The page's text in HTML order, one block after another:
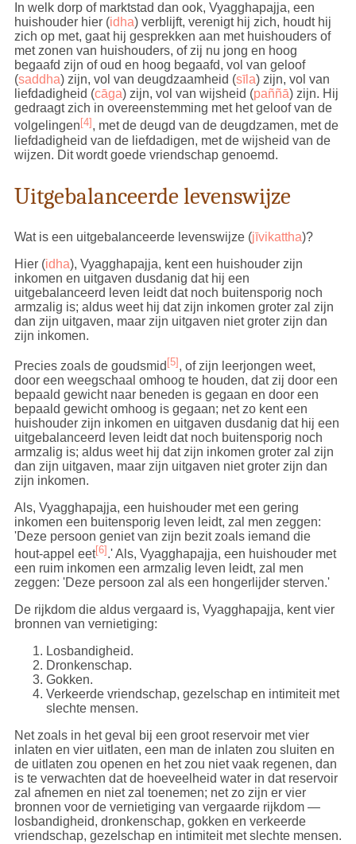
In welk dorp of marktstad dan ook, Vyagghapajja, een
huishouder hier (idha) verblijft, verenigt hij zich, houdt hij
zich op met, gaat hij gesprekken aan met huishouders of
met zonen van huishouders, of zij nu jong en hoog
begaafd zijn of oud en hoog begaafd, vol van geloof
(saddha) zijn, vol van deugdzaamheid (sīla) zijn, vol van
liefdadigheid (cāga) zijn, vol van wijsheid (paññā) zijn. Hij
gedraagt zich in overeenstemming met het geloof van de
volgelingen[4], met de deugd van de deugdzamen, met de
liefdadigheid van de liefdadigen, met de wijsheid van de
wijzen. Dit wordt goede vriendschap genoemd.
Uitgebalanceerde levenswijze
Wat is een uitgebalanceerde levenswijze (jīvikattha)?
Hier (idha), Vyagghapajja, kent een huishouder zijn
inkomen en uitgaven dusdanig dat hij een
uitgebalanceerd leven leidt dat noch buitensporig noch
armzalig is; aldus weet hij dat zijn inkomen groter zal zijn
dan zijn uitgaven, maar zijn uitgaven niet groter zijn dan
zijn inkomen.
Precies zoals de goudsmid [5], of zijn leerjongen weet,
door een weegschaal omhoog te houden, dat zij door een
bepaald gewicht naar beneden is gegaan en door een
bepaald gewicht omhoog is gegaan; net zo kent een
huishouder zijn inkomen en uitgaven dusdanig dat hij een
uitgebalanceerd leven leidt dat noch buitensporig noch
armzalig is; aldus weet hij dat zijn inkomen groter zal zijn
dan zijn uitgaven, maar zijn uitgaven niet groter zijn dan
zijn inkomen.
Als, Vyagghapajja, een huishouder met een gering
inkomen een buitensporig leven leidt, zal men zeggen:
'Deze persoon geniet van zijn bezit zoals iemand die
hout-appel eet[6] .' Als, Vyagghapajja, een huishouder met
een ruim inkomen een armzalig leven leidt, zal men
zeggen: 'Deze persoon zal als een hongerlijder sterven.'
De rijkdom die aldus vergaard is, Vyagghapajja, kent vier
bronnen van vernietiging:
Losbandigheid.
Dronkenschap.
Gokken.
Verkeerde vriendschap, gezelschap en intimiteit met
slechte mensen.
Net zoals in het geval bij een groot reservoir met vier
inlaten en vier uitlaten, een man de inlaten zou sluiten en
de uitlaten zou openen en het zou niet vaak regenen, dan
is te verwachten dat de hoeveelheid water in dat reservoir
zal afnemen en niet zal toenemen; net zo zijn er vier
bronnen voor de vernietiging van vergaarde rijkdom —
losbandigheid, dronkenschap, gokken en verkeerde
vriendschap, gezelschap en intimiteit met slechte mensen.